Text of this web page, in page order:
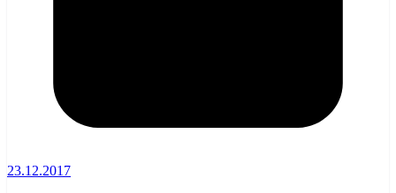
23.12.2017